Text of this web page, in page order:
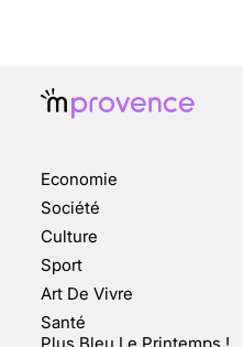
Economie
Société
Culture
Sport
Art De Vivre
Santé